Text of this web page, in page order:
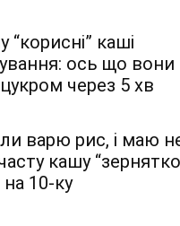
“корисні” каші
ось що вони
через 5 хв
варю рис, і маю
кашу
10-ку